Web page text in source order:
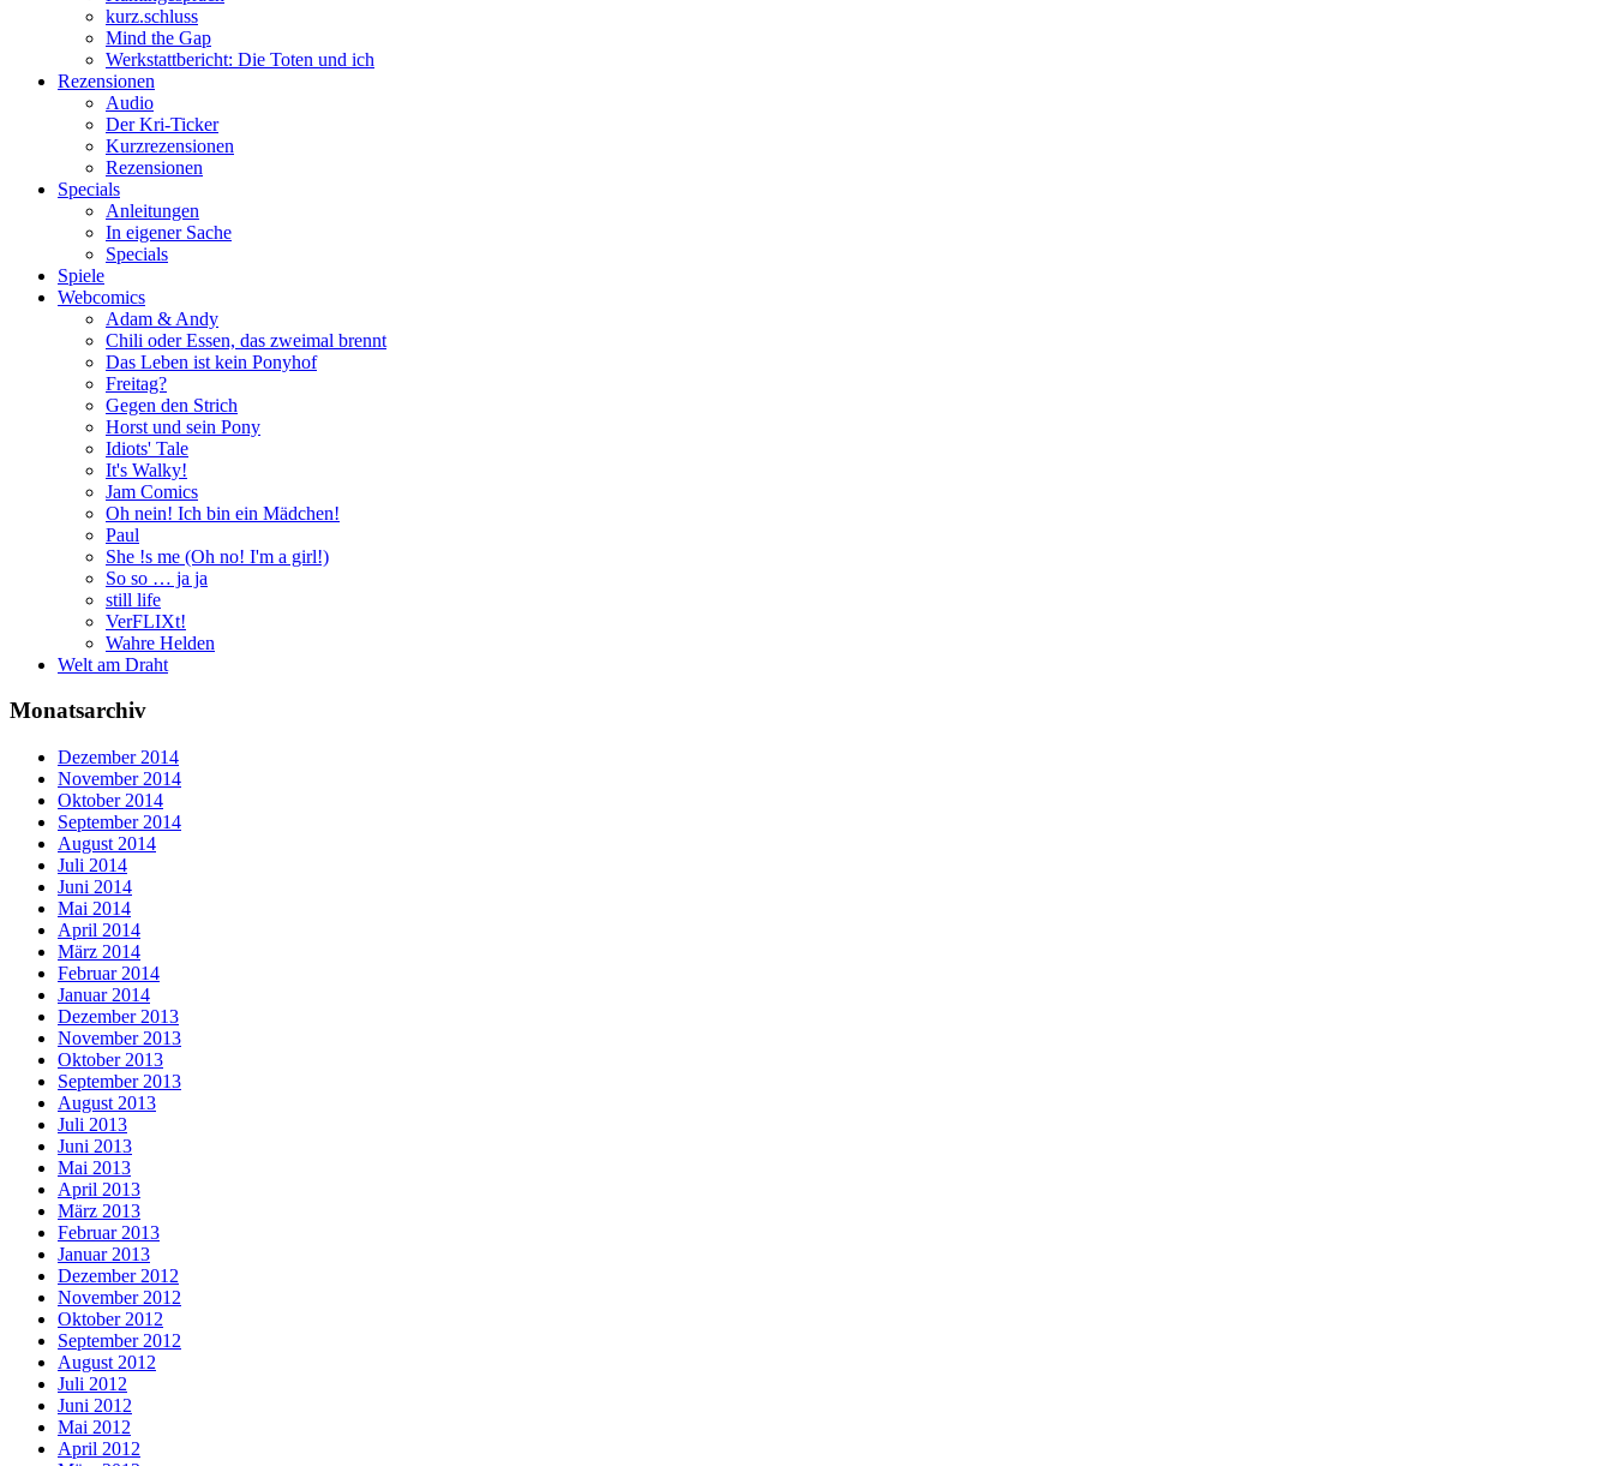
kurz.schluss
Mind the Gap
Werkstattbericht: Die Toten und ich
Rezensionen
Audio
Der Kri-Ticker
Kurzrezensionen
Rezensionen
Specials
Anleitungen
In eigener Sache
Specials
Spiele
Webcomics
Adam & Andy
Chili oder Essen, das zweimal brennt
Das Leben ist kein Ponyhof
Freitag?
Gegen den Strich
Horst und sein Pony
Idiots' Tale
It's Walky!
Jam Comics
Oh nein! Ich bin ein Mädchen!
Paul
She !s me (Oh no! I'm a girl!)
So so … ja ja
still life
VerFLIXt!
Wahre Helden
Welt am Draht
Monatsarchiv
Dezember 2014
November 2014
Oktober 2014
September 2014
August 2014
Juli 2014
Juni 2014
Mai 2014
April 2014
März 2014
Februar 2014
Januar 2014
Dezember 2013
November 2013
Oktober 2013
September 2013
August 2013
Juli 2013
Juni 2013
Mai 2013
April 2013
März 2013
Februar 2013
Januar 2013
Dezember 2012
November 2012
Oktober 2012
September 2012
August 2012
Juli 2012
Juni 2012
Mai 2012
April 2012